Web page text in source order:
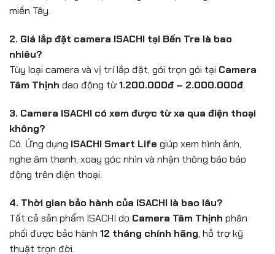
miền Tây.
2. Giá lắp đặt camera ISACHI tại Bến Tre là bao
nhiêu?
Tùy loại camera và vị trí lắp đặt, gói trọn gói tại Camera
Tâm Thịnh dao động từ1.200.000đ – 2.000.000đ.
3. Camera ISACHI có xem được từ xa qua điện thoại
không?
Có. Ứng dụng ISACHI Smart Life giúp xem hình ảnh,
nghe âm thanh, xoay góc nhìn và nhận thông báo báo
động trên điện thoại.
4. Thời gian bảo hành của ISACHI là bao lâu?
Tất cả sản phẩm ISACHI do Camera Tâm Thịnh phân
phối được bảo hành 12 tháng chính hãng, hỗ trợ kỹ
thuật trọn đời.